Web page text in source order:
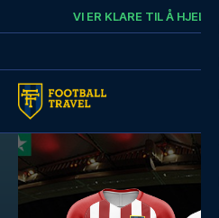
Skip to contentVI ER KLARE TIL Å HJELPE